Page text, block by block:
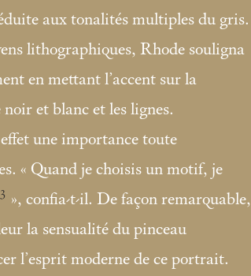
aux tonalités multiples du gris.
lithographiques, Rhode souligna
en mettant l’accent sur la
et blanc et les lignes.
une importance toute
« Quand je choisis un motif, je
3 », confia-t-il. De façon remarquable,
la sensualité du pinceau
l’esprit moderne de ce portrait.